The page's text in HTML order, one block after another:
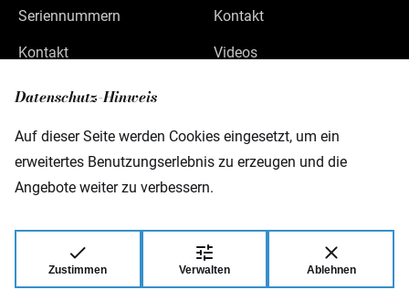
Datenschutz-Hinweis
Auf dieser Seite werden Cookies eingesetzt, um ein
erweitertes Benutzungserlebnis zu erzeugen und die
Angebote weiter zu verbessern.
Zustimmen Verwalten Ablehnen
Seriennummern
Kontakt
Kontakt
Videos
Gewerbepark 46
© 2026 Warwick GmbH & Co Music Equipment